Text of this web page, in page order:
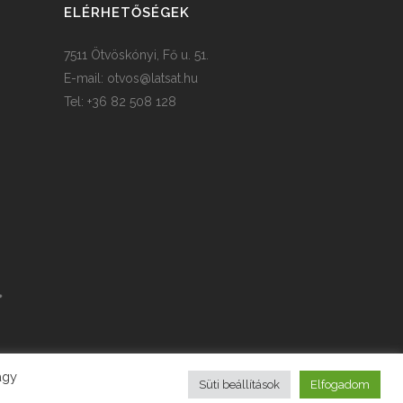
ELÉRHETŐSÉGEK
7511 Ötvöskónyi, Fő u. 51.
E-mail: otvos@latsat.hu
Tel: +36 82 508 128
Süti beállítások Elfogadom